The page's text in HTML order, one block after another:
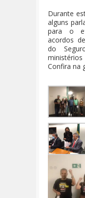
Durante
alguns
para o
acordos
do
Confira na